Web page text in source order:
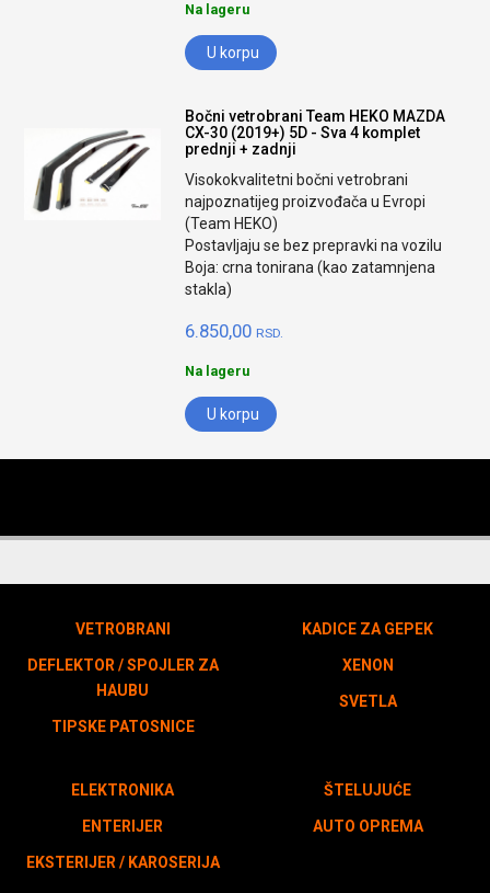
Na lageru
U korpu
Bočni vetrobrani Team HEKO MAZDA
CX-30 (2019+) 5D - Sva 4 komplet
prednji + zadnji
Visokokvalitetni bočni vetrobrani
najpoznatijeg proizvođača u Evropi
(Team HEKO)
Postavljaju se bez prepravki na vozilu
Boja: crna tonirana (kao zatamnjena
stakla)
6.850,00 RSD.
Na lageru
U korpu
VETROBRANI
DEFLEKTOR / SPOJLER ZA
HAUBU
TIPSKE PATOSNICE
KADICE ZA GEPEK
XENON
SVETLA
ELEKTRONIKA
ENTERIJER
EKSTERIJER / KAROSERIJA
ŠTELUJUĆE
AUTO OPREMA